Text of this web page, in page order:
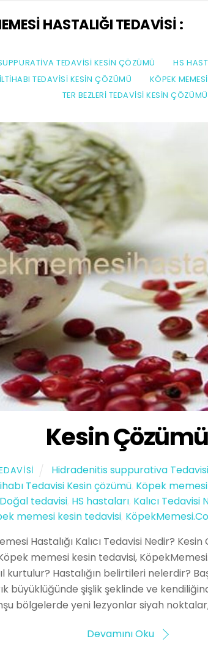
HASTALIĞI TEDAVISI :
TEDAVISI KESIN ÇÖZÜMÜ
HS
TEDAVISI KESIN ÇÖZÜMÜ
KÖPEK
TER BEZLERI TEDAVISI KESIN ÇÖZÜMÜ
Kesin Çözümü
Hidradenitis suppurativa
Tedavisi Kesin çözümü Köpek
Doğal tedavisi HS hastaları Kalıcı Tedavisi
memesi kesin tedavisi,
Hastalığı Kalıcı Tedavisi Nedir?
Köpek memesi kesin tedavisi,
kurtulur? Hastalığın belirtileri nelerdir?
büyüklüğünde şişlik şeklinde ve
bölgelerde yeni lezyonlar siyah
Devamını Oku